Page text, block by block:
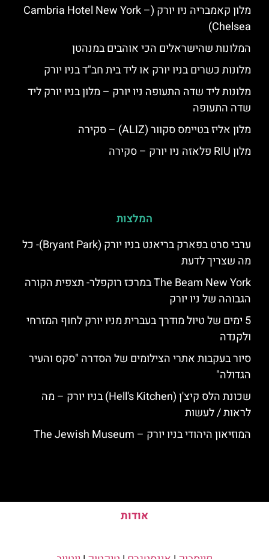
מלון קאמבריה ניו יורק (Cambria Hotel New York –
Chelsea)
המלונות שהישראלים הכי אוהבים במנהטן
מלונות כשרים בניו יורק או ליד בית חב"ד בניו יורק
מלונות ליד שדה התעופה ניו יורק – מלון בניו יורק ליד
שדה התעופה
מלון אליז בטיימס סקוור (ALIZ) – סקירה
מלון RIU פלאזה ניו יורק – סקירה
המלצות
ערבי סרט בפארק בריאנט בניו יורק (Bryant Park)- כל
מה שצריך לדעת
The Beam New York במרכז רוקפלר- תצפית הקורה
הגבוהה של ניו יורק
5 ימים של טיול מודרך בעברית מניו יורק לחוף המזרחי
ולקנדה
סיור בעקבות אתרי הצילומים של הסדרה "סקס והעיר
הגדולה"
שכונת הלס קיצ'ן (Hell's Kitchen) בניו יורק – מה
לראות / לעשות
המוזיאון היהודי בניו יורק – The Jewish Museum
אודות